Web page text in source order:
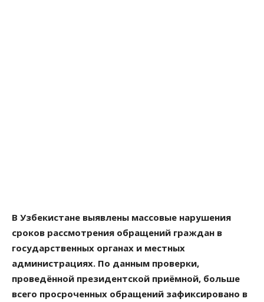
В Узбекистане выявлены массовые нарушения
сроков рассмотрения обращений граждан в
государственных органах и местных
администрациях. По данным проверки,
проведённой президентской приёмной, больше
всего просроченных обращений зафиксировано в